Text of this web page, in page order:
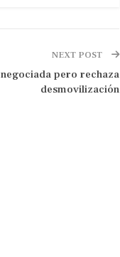
NEXT POST
pero rechaza
desmovilización